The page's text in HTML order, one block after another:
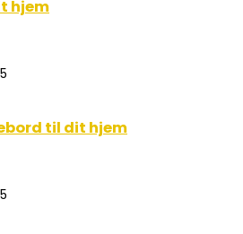
hjem
til dit hjem